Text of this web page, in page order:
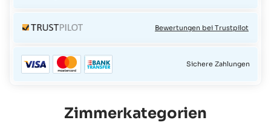
Bewertungen bei Trustpilot
Sichere Zahlungen
Zimmerkategorien